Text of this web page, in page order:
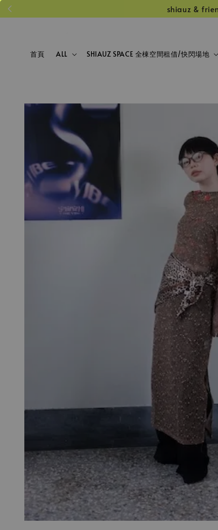
shiauz &
首頁 ALL SHIAUZ SPACE 全棟空間租借/快閃場地